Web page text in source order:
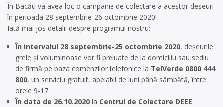
În Bacău va avea loc o campanie de colectare a acestor deșeuri
în perioada 28 septembrie-26 octombrie 2020!
Iată mai jos detalii despre programul nostru:
În intervalul 28 septembrie-25 octombrie 2020, deșeurile
grele și voluminoase vor fi preluate de la domiciliu sau sediu
de firmă pe baza comenzilor telefonice la TelVerde 0800 444
800, un serviciu gratuit, apelabil de luni până sâmbătă, între
orele 9-17.
În data de 26.10.2020 la Centrul de Colectare DEEE